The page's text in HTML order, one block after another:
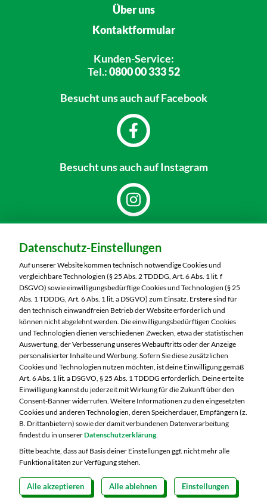
Über uns
Kontaktformular
Kunden-Service:
Tel.:0800 00 333 52
Besucht unsauch auf Facebook
Besucht unsauch auf Instagram
MARKTKAUF Nürnberg-Mögeldorf
Laufamholzstraße 40/42
90482 Nürnberg
Telefon:0911 54340
Markt ändern
Öffnungszeiten diese Woche:
Mo:
08:00 – 20:00 Uhr
Di:
08:00 – 20:00 Uhr
Mi:
08:00 – 20:00 Uhr
Do:
08:00 – 20:00 Uhr
Fr:
08:00 – 20:00 Uhr
Datenschutz-Einstellungen
Auf unserer Website kommen technisch notwendige Cookies und
vergleichbare Technologien (§ 25 Abs. 2 TDDDG, Art. 6 Abs. 1 lit. f
DSGVO) sowie einwilligungsbedürftige Cookies und Technologien (§ 25
Abs. 1 TDDDG, Art. 6 Abs. 1 lit. a DSGVO) zum Einsatz. Erstere sind für
den technisch einwandfreien Betrieb der Website erforderlich und
können nicht abgelehnt werden. Die einwilligungsbedürftigen Cookies
und Technologien dienen verschiedenen Zwecken, etwa der statistischen
Auswertung, der Verbesserung unseres Webauftritts oder der Anzeige
personalisierter Inhalte und Werbung. Sofern Sie diese zusätzlichen
Cookies und Technologien nutzen möchten, ist deine Einwilligung gemäß
Art. 6 Abs. 1 lit. a DSGVO, § 25 Abs. 1 TDDDG erforderlich. Deine erteilte
Einwilligung kannst du jederzeit mit Wirkung für die Zukunft über den
Consent-Banner widerrufen. Weitere Informationen zu den eingesetzten
Cookies und anderen Technologien, deren Speicherdauer, Empfängern (z.
B. Drittanbietern) sowie der damit verbundenen Datenverarbeitung
findest du in unsererDatenschutzerklärung.
Bitte beachte, dass auf Basis deiner Einstellungen ggf. nicht mehr alle
Funktionalitäten zur Verfügung stehen.
Alle akzeptieren Alle ablehnen Einstellungen